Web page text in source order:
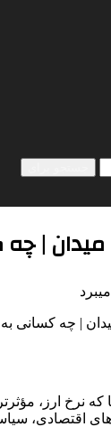
میدان |
که نرخ ارز،
اقتصادی،